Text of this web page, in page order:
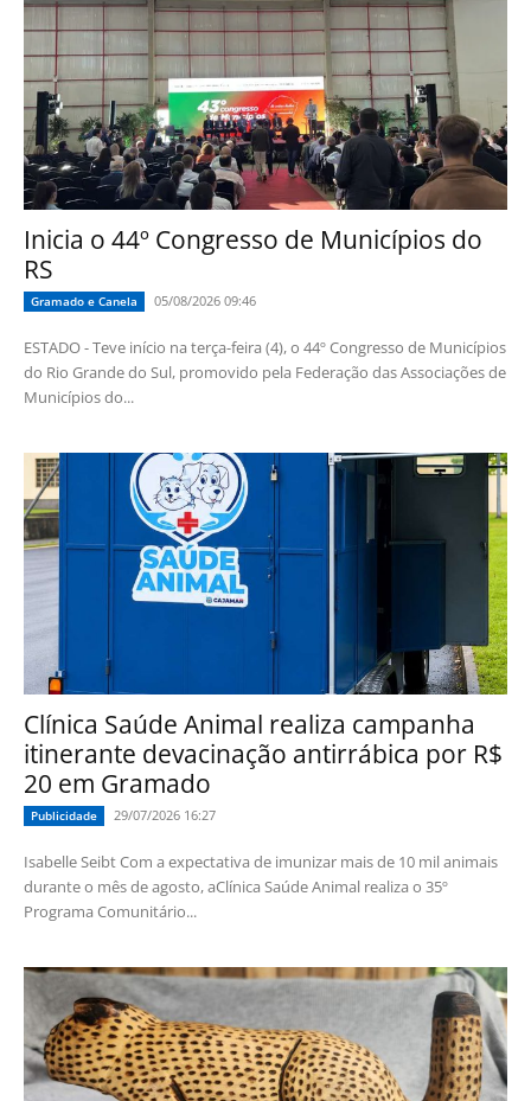
Inicia o 44º Congresso de Municípios do
RS
Gramado e Canela 05/08/2026 09:46
ESTADO - Teve início na terça-feira (4), o 44º Congresso de Municípios
do Rio Grande do Sul, promovido pela Federação das Associações de
Municípios do...
Clínica Saúde Animal realiza campanha
itinerante devacinação antirrábica por R$
20 em Gramado
Publicidade 29/07/2026 16:27
Isabelle Seibt Com a expectativa de imunizar mais de 10 mil animais
durante o mês de agosto, aClínica Saúde Animal realiza o 35º
Programa Comunitário...